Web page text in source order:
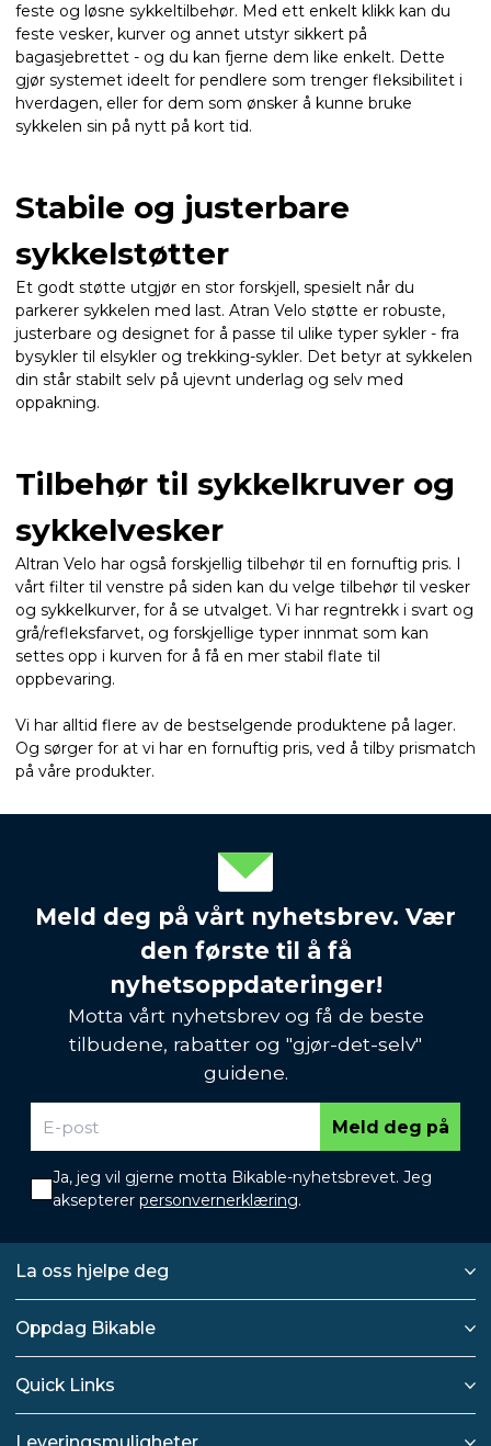
feste og løsne sykkeltilbehør. Med ett enkelt klikk kan du
feste vesker, kurver og annet utstyr sikkert på
bagasjebrettet - og du kan fjerne dem like enkelt. Dette
gjør systemet ideelt for pendlere som trenger fleksibilitet i
hverdagen, eller for dem som ønsker å kunne bruke
sykkelen sin på nytt på kort tid.
Stabile og justerbare
sykkelstøtter
Et godt støtte utgjør en stor forskjell, spesielt når du
parkerer sykkelen med last. Atran Velo støtte er robuste,
justerbare og designet for å passe til ulike typer sykler - fra
bysykler til elsykler og trekking-sykler. Det betyr at sykkelen
din står stabilt selv på ujevnt underlag og selv med
oppakning.
Tilbehør til sykkelkruver og
sykkelvesker
Altran Velo har også forskjellig tilbehør til en fornuftig pris. I
vårt filter til venstre på siden kan du velge tilbehør til vesker
og sykkelkurver, for å se utvalget. Vi har regntrekk i svart og
grå/refleksfarvet, og forskjellige typer innmat som kan
settes opp i kurven for å få en mer stabil flate til
oppbevaring.
Vi har alltid flere av de bestselgende produktene på lager.
Og sørger for at vi har en fornuftig pris, ved å tilby prismatch
på våre produkter.
Meld deg på vårt nyhetsbrev. Vær
den første til å få
nyhetsoppdateringer!
Motta vårt nyhetsbrev og få de beste
tilbudene, rabatter og "gjør-det-selv"
guidene.
Meld deg på
Ja, jeg vil gjerne motta Bikable-nyhetsbrevet. Jeg
aksepterer personvernerklæring.
La oss hjelpe deg
Oppdag Bikable
Quick Links